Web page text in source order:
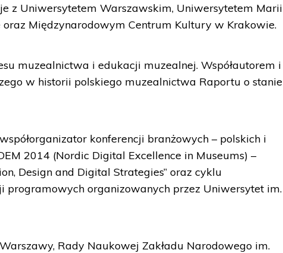
z Uniwersytetem Warszawskim, Uniwersytetem Marii
oraz Międzynarodowym Centrum Kultury w Krakowie.
muzealnictwa i edukacji muzealnej. Współautorem i
w historii polskiego muzealnictwa Raportu o stanie
konferencji branżowych – polskich i
2014 (Nordic Digital Excellence in Museums) –
Design and Digital Strategies” oraz cyklu
programowych organizowanych przez Uniwersytet im.
Rady Naukowej Zakładu Narodowego im.